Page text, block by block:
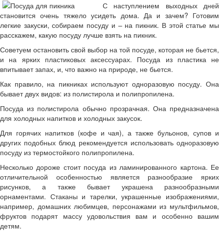
С наступлением выходных дней
становится очень тяжело усидеть дома. Да и зачем? Готовим
легкие закуски, собираем посуду и – на пикник. В этой статье мы
расскажем, какую посуду лучше взять на пикник.
Советуем остановить свой выбор на той посуде, которая не бьется,
и на ярких пластиковых аксессуарах. Посуда из пластика не
впитывает запах, и, что важно на природе, не бьется.
Как правило, на пикниках используют одноразовую посуду. Она
бывает двух видов: из полистирола и полипропилена.
Посуда из полистирола обычно прозрачная. Она предназначена
для холодных напитков и холодных закусок.
Для горячих напитков (кофе и чая), а также бульонов, супов и
других подобных блюд рекомендуется использовать одноразовую
посуду из термостойкого полипропилена.
Несколько дороже стоит посуда из ламинированного картона. Ее
отличительной особенностью является разнообразие ярких
рисунков, а также бывает украшена разнообразными
орнаментами. Стаканы и тарелки, украшенные изображениями,
например, домашних любимцев, персонажами из мультфильмов,
фруктов подарят массу удовольствия вам и особенно вашим
детям.